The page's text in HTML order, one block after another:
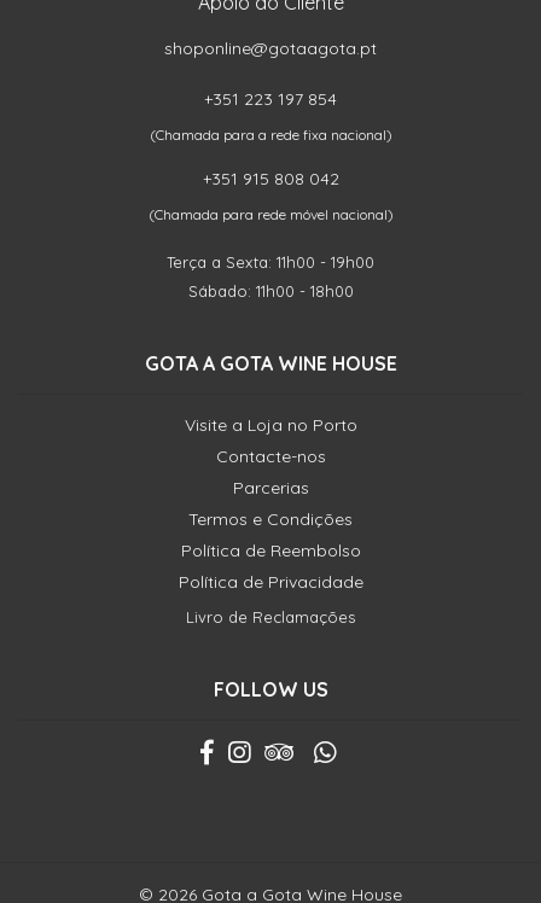
shoponline@gotaagota.pt
+351 223 197 854
(Chamada para a rede fixa nacional)
+351 915 808 042
(Chamada para rede móvel nacional)
Terça a Sexta: 11h00 - 19h00
Sábado: 11h00 - 18h00
GOTA A GOTA WINE HOUSE
Visite a Loja no Porto
Contacte-nos
Parcerias
Termos e Condições
Política de Reembolso
Política de Privacidade
Livro de Reclamações
FOLLOW US
© 2026 Gota a Gota Wine House